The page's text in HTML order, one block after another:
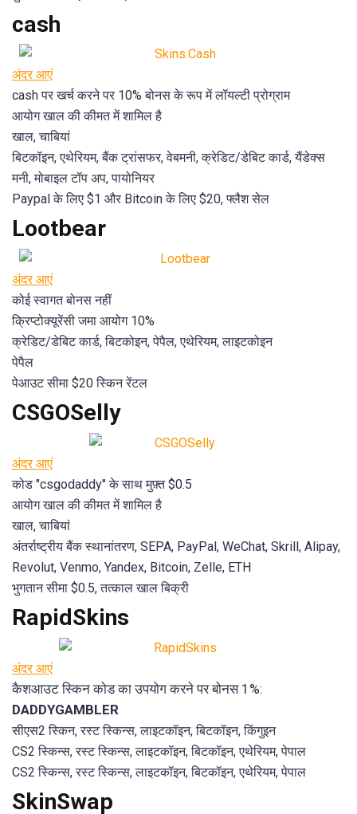
cash
अंदर आएं
cash पर खर्च करने पर 10% बोनस के रूप में लॉयल्टी प्रोग्राम
आयोग खाल की कीमत में शामिल है
खाल, चाबियां
बिटकॉइन, एथेरियम, बैंक ट्रांसफर, वेबमनी, क्रेडिट/डेबिट कार्ड, यैंडेक्स
मनी, मोबाइल टॉप अप, पायोनियर
Paypal के लिए $1 और Bitcoin के लिए $20, फ्लैश सेल
Lootbear
अंदर आएं
कोई स्वागत बोनस नहीं
क्रिप्टोक्यूरेंसी जमा आयोग 10%
क्रेडिट/डेबिट कार्ड, बिटकोइन, पेपैल, एथेरियम, लाइटकोइन
पेपैल
पेआउट सीमा $20 स्किन रेंटल
CSGOSelly
अंदर आएं
कोड "csgodaddy" के साथ मुफ़्त $0.5
आयोग खाल की कीमत में शामिल है
खाल, चाबियां
अंतर्राष्ट्रीय बैंक स्थानांतरण, SEPA, PayPal, WeChat, Skrill, Alipay,
Revolut, Venmo, Yandex, Bitcoin, Zelle, ETH
भुगतान सीमा $0.5, तत्काल खाल बिक्री
RapidSkins
अंदर आएं
कैशआउट स्किन कोड का उपयोग करने पर बोनस 1%:
DADDYGAMBLER
सीएस2 स्किन, रस्ट स्किन्स, लाइटकॉइन, बिटकॉइन, किंगुइन
CS2 स्किन्स, रस्ट स्किन्स, लाइटकॉइन, बिटकॉइन, एथेरियम, पेपाल
CS2 स्किन्स, रस्ट स्किन्स, लाइटकॉइन, बिटकॉइन, एथेरियम, पेपाल
SkinSwap